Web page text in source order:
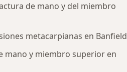
de mano y del miembro
metacarpianas en Banfield
mano y miembro superior en